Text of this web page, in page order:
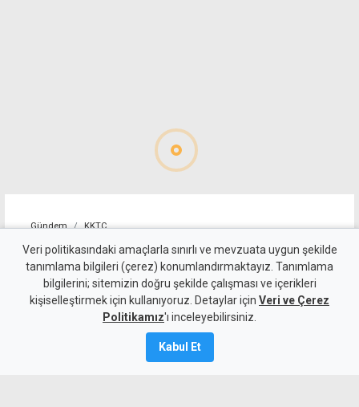
Gündem KKTC
Girne-Değirmenlik Dağ
Yolu'nun bir bölümü trafiğe
kapatılacak
Veri politikasındaki amaçlarla sınırlı ve mevzuata uygun şekilde
tanımlama bilgileri (çerez) konumlandırmaktayız. Tanımlama
bilgilerini; sitemizin doğru şekilde çalışması ve içerikleri
kişiselleştirmek için kullanıyoruz. Detaylar için Veri ve Çerez
Politikamız'ı inceleyebilirsiniz.
Kabul Et